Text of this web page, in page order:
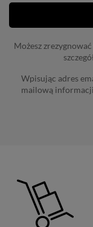
Możesz
Wpisując adres
mailową